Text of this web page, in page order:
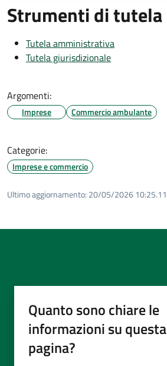
Strumenti di tutela
Tutela amministrativa
Tutela giurisdizionale
Argomenti:
Imprese Commercio ambulante
Categorie:
Imprese e commercio
Ultimo aggiornamento: 20/05/2026 10:25.11
Quanto sono chiare le
informazioni su questa
pagina?